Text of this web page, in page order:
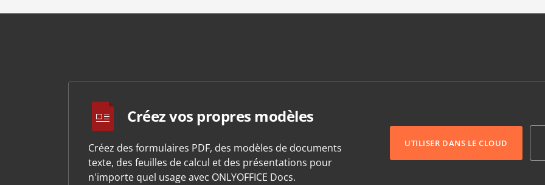
Créez vos propres modèles
Créez des formulaires PDF, des modèles de documents
texte, des feuilles de calcul et des présentations pour
n'importe quel usage avec ONLYOFFICE Docs.
UTILISER DANS LE CLOUD